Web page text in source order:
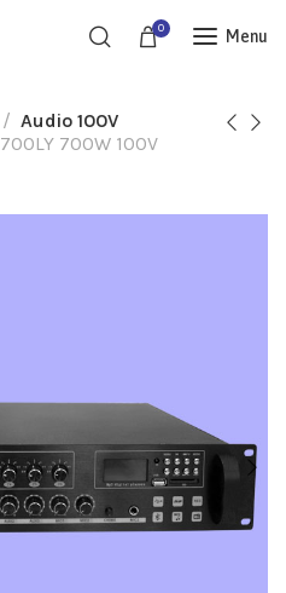
0 Menu
Audio 100V
700W 100V